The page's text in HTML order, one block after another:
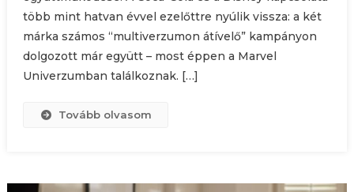
több mint hatvan évvel ezelőttre nyúlik vissza: a két
márka számos “multiverzumon átívelő” kampányon
dolgozott már együtt – most éppen a Marvel
Univerzumban találkoznak. […]
Tovább olvasom